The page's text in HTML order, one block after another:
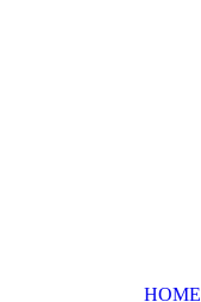
HOME